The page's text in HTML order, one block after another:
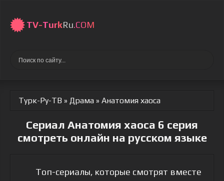
TV-TurkRu.COM
Турк-Ру-ТВ » Драма » Анатомия хаоса
Сериал Анатомия хаоса 6 серия
смотреть онлайн на русском языке
Топ-сериалы, которые смотрят вместе